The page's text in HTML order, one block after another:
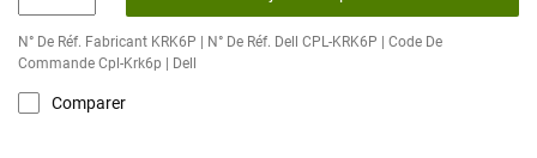
N° De Réf. Fabricant KRK6P | N° De Réf. Dell CPL-KRK6P | Code De
Commande Cpl-Krk6p | Dell
Comparer